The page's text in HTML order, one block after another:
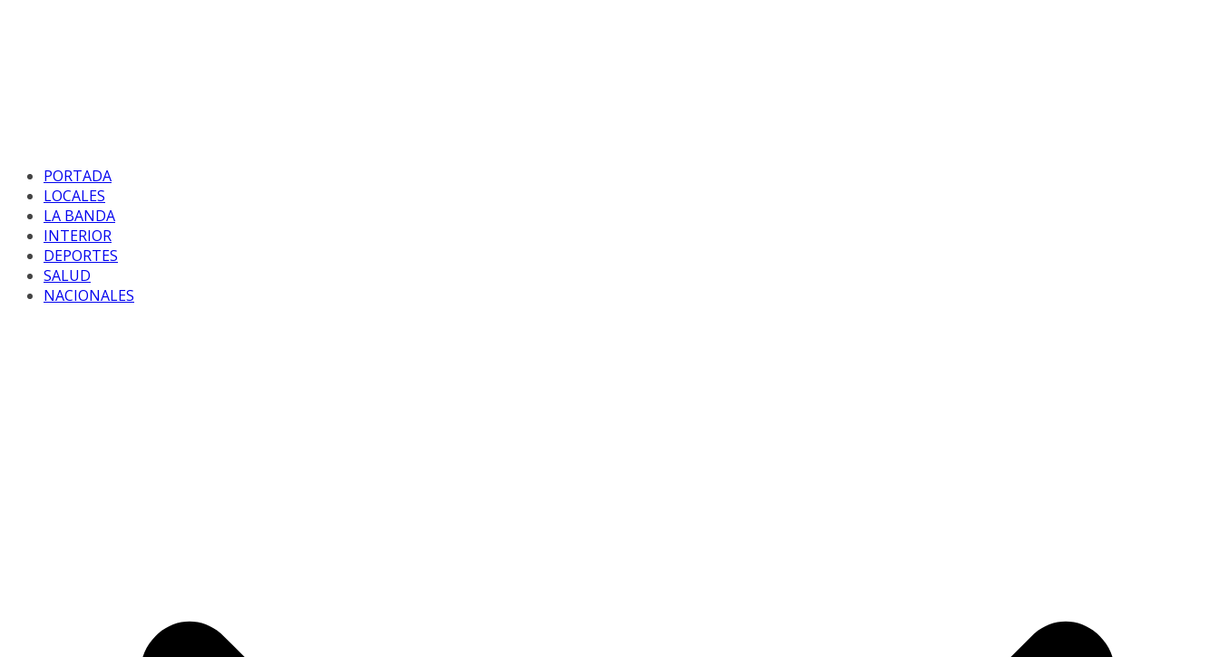
PORTADA
LOCALES
LA BANDA
INTERIOR
DEPORTES
SALUD
NACIONALES